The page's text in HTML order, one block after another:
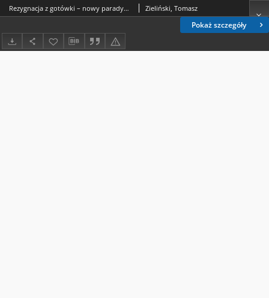
Pokaż szczegóły
Rezygnacja z gotówki – nowy paradygmat pieniądza czy tylko innowacja w obszarze rozliczeń pieniężnych? Zieliński, Tomasz